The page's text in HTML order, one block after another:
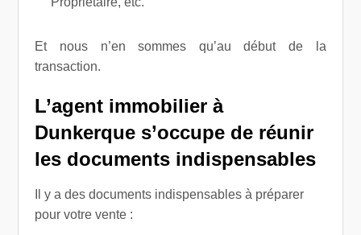
Et nous n’en sommes qu’au début de la
transaction.
L’agent immobilier à
Dunkerque s’occupe de réunir
les documents indispensables
Il y a des documents indispensables à préparer
pour votre vente :